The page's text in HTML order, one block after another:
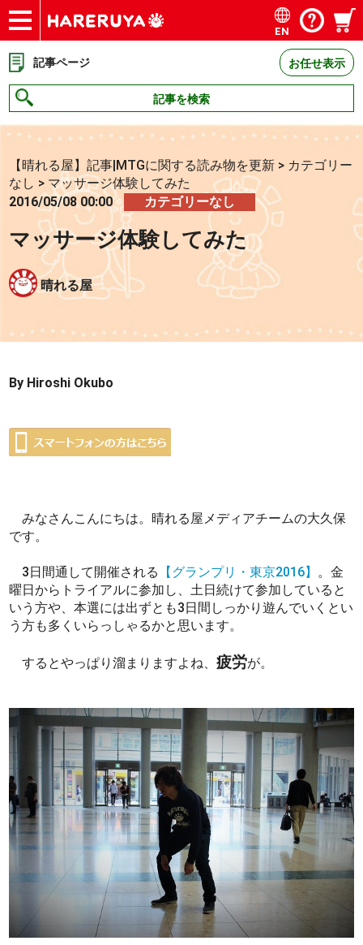
ショップ
買取
記事
デッキ検索
デッキ構築
選手一覧
店舗一覧
イベント
お問い合わせ
EN
記事ページ お任せ表示
記事を検索
【晴れる屋】記事|MTGに関する読み物を更新 > カテゴリー
なし > マッサージ体験してみた
2016/05/08 00:00
カテゴリーなし
マッサージ体験してみた
晴れる屋
By Hiroshi Okubo
みなさんこんにちは。晴れる屋メディアチームの大久保
です。
3日間通して開催される 【グランプリ・東京2016】 。金
曜日からトライアルに参加し、土日続けて参加していると
いう方や、本選には出ずとも3日間しっかり遊んでいくとい
う方も多くいらっしゃるかと思います。
するとやっぱり溜まりますよね、疲労が。